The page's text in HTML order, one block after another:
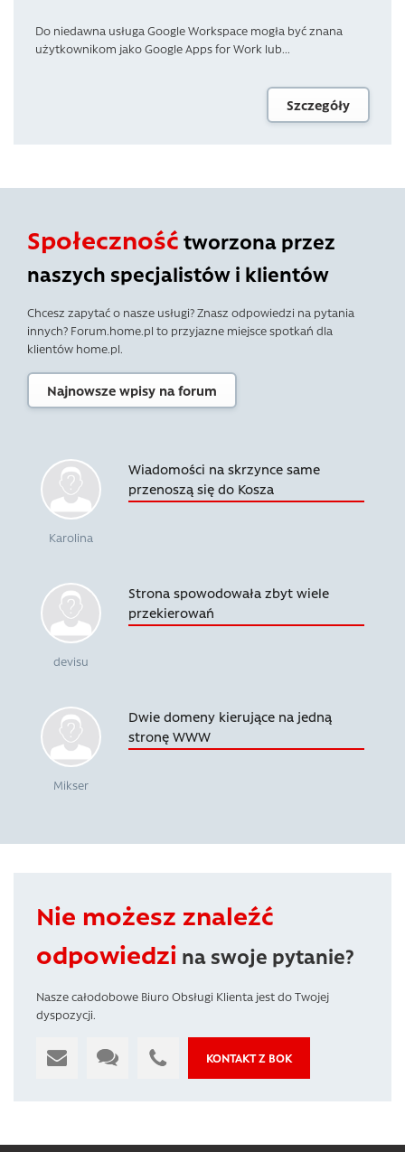
Do niedawna usługa Google Workspace mogła być znana
użytkownikom jako Google Apps for Work lub...
Szczegóły
Społeczność tworzona przez
naszych specjalistów i klientów
Chcesz zapytać o nasze usługi? Znasz odpowiedzi na pytania
innych? Forum.home.pl to przyjazne miejsce spotkań dla
klientów home.pl.
Najnowsze wpisy na forum
Karolina
Wiadomości na skrzynce same
przenoszą się do Kosza
devisu
Strona spowodowała zbyt wiele
przekierowań
Mikser
Dwie domeny kierujące na jedną
stronę WWW
Nie możesz znaleźć
odpowiedzi na swoje pytanie?
Nasze całodobowe Biuro Obsługi Klienta jest do Twojej
dyspozycji.
KONTAKT Z BOK